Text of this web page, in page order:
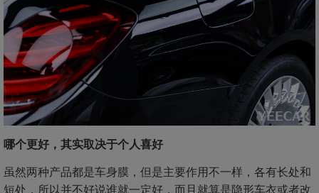
哪个更好，其实取决于个人喜好
虽然两种产品都是车身膜，但是主要作用不一样，各有长处和
短处，所以并不好说谁就一定好，而且就算是隐形车衣或者改